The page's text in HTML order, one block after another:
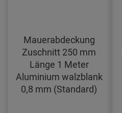
Mauerabdeckung
Zuschnitt 250 mm
Länge 1 Meter
Aluminium walzblank
0,8 mm (Standard)